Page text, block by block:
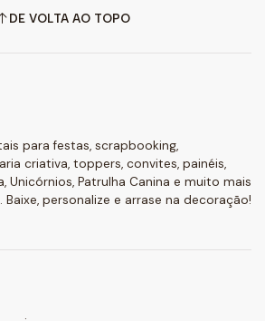
DE VOLTA AO TOPO
para festas, scrapbooking,
criativa, toppers, convites, painéis,
Unicórnios, Patrulha Canina e muito mais
personalize e arrase na decoração!